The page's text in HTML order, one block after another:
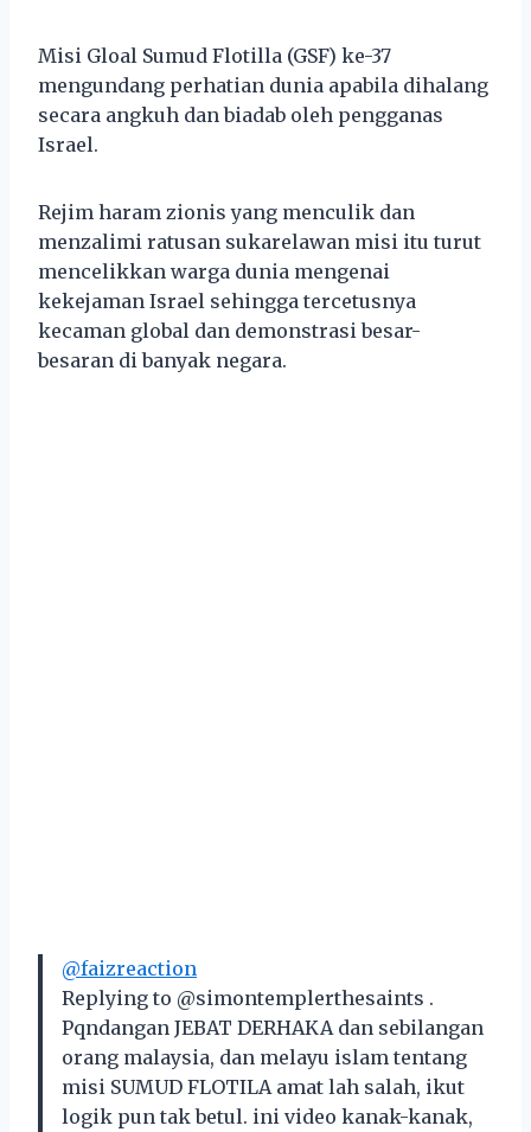
Misi Gloal Sumud Flotilla (GSF) ke-37
mengundang perhatian dunia apabila dihalang
secara angkuh dan biadab oleh pengganas
Israel.
Rejim haram zionis yang menculik dan
menzalimi ratusan sukarelawan misi itu turut
mencelikkan warga dunia mengenai
kekejaman Israel sehingga tercetusnya
kecaman global dan demonstrasi besar-
besaran di banyak negara.
@faizreaction
Replying to @simontemplerthesaints .
Pqndangan JEBAT DERHAKA dan sebilangan
orang malaysia, dan melayu islam tentang
misi SUMUD FLOTILA amat lah salah, ikut
logik pun tak betul. ini video kanak-kanak,